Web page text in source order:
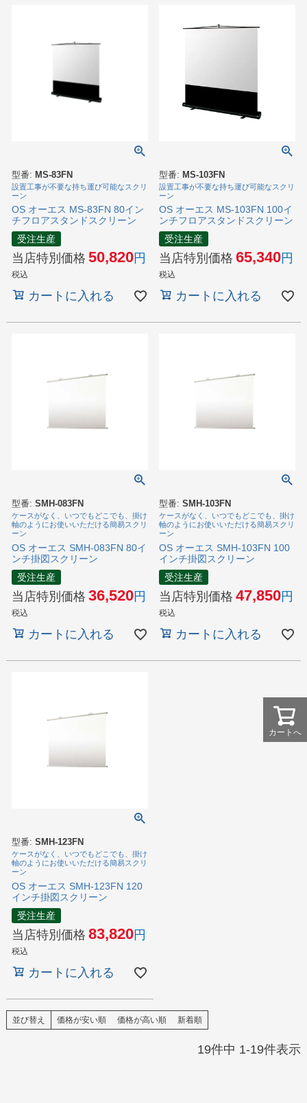
型番: MS-83FN
設置工事が不要な持ち運び可能なスクリ
ーン
OS オーエス MS-83FN 80イン
チフロアスタンドスクリーン
受注生産
当店特別価格 50,820
税込
カートに入れる
型番: MS-103FN
設置工事が不要な持ち運び可能なスクリ
ーン
OS オーエス MS-103FN 100イ
ンチフロアスタンドスクリーン
受注生産
当店特別価格 65,340
税込
カートに入れる
型番: SMH-083FN
ケースがなく、いつでもどこでも、掛け
軸のようにお使いいただける簡易スクリ
ーン
OS オーエス SMH-083FN 80イ
ンチ掛図スクリーン
受注生産
当店特別価格 36,520
税込
カートに入れる
型番: SMH-103FN
ケースがなく、いつでもどこでも、掛け
軸のようにお使いいただける簡易スクリ
ーン
OS オーエス SMH-103FN 100
インチ掛図スクリーン
受注生産
当店特別価格 47,850
税込
カートに入れる
型番: SMH-123FN
ケースがなく、いつでもどこでも、掛け
軸のようにお使いいただける簡易スクリ
ーン
OS オーエス SMH-123FN 120
インチ掛図スクリーン
受注生産
当店特別価格 83,820
税込
カートに入れる
並び替え 価格が安い順 価格が高い順 新着順
19件中 1-19件表示
カートへ